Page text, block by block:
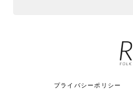
プライバシーポリシー